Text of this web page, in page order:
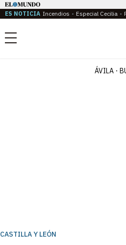
ES NOTICIA Incendios Especial Cecilia
Menú
ÁVILA
CASTILLA Y LEÓN